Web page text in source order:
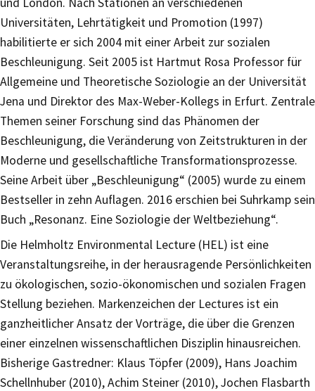
Universitäten, Lehrtätigkeit und Promotion (1997)
habilitierte er sich 2004 mit einer Arbeit zur sozialen
Beschleunigung. Seit 2005 ist Hartmut Rosa Professor für
Allgemeine und Theoretische Soziologie an der Universität
Jena und Direktor des Max-Weber-Kollegs in Erfurt. Zentrale
Themen seiner Forschung sind das Phänomen der
Beschleunigung, die Veränderung von Zeitstrukturen in der
Moderne und gesellschaftliche Transformationsprozesse.
Seine Arbeit über „Beschleunigung“ (2005) wurde zu einem
Bestseller in zehn Auflagen. 2016 erschien bei Suhrkamp sein
Buch „Resonanz. Eine Soziologie der Weltbeziehung“.
Die Helmholtz Environmental Lecture (HEL) ist eine
Veranstaltungsreihe, in der herausragende Persönlichkeiten
zu ökologischen, sozio-ökonomischen und sozialen Fragen
Stellung beziehen. Markenzeichen der Lectures ist ein
ganzheitlicher Ansatz der Vorträge, die über die Grenzen
einer einzelnen wissenschaftlichen Disziplin hinausreichen.
Bisherige Gastredner: Klaus Töpfer (2009), Hans Joachim
Schellnhuber (2010), Achim Steiner (2010), Jochen Flasbarth